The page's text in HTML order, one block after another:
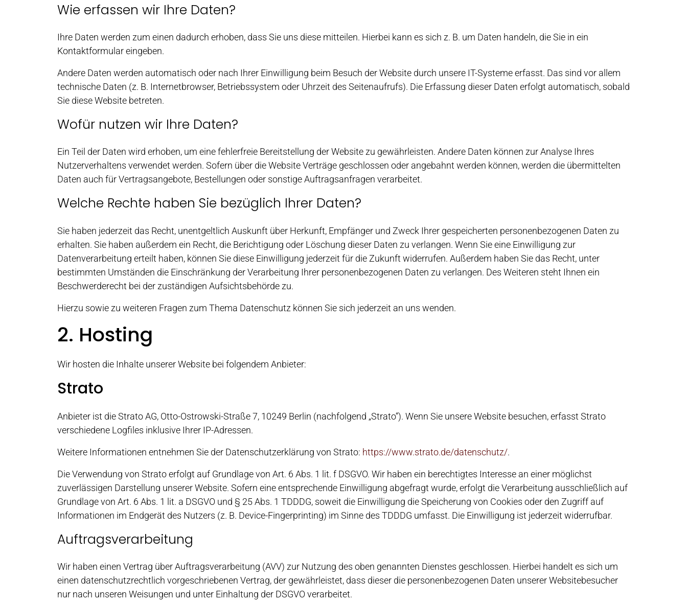
Wie erfassen wir Ihre Daten?
Ihre Daten werden zum einen dadurch erhoben, dass Sie uns diese mitteilen. Hierbei kann es sich z. B. um Daten handeln, die Sie in ein
Kontaktformular eingeben.
Andere Daten werden automatisch oder nach Ihrer Einwilligung beim Besuch der Website durch unsere IT-Systeme erfasst. Das sind vor allem
technische Daten (z. B. Internetbrowser, Betriebssystem oder Uhrzeit des Seitenaufrufs). Die Erfassung dieser Daten erfolgt automatisch, sobald
Sie diese Website betreten.
Wofür nutzen wir Ihre Daten?
Ein Teil der Daten wird erhoben, um eine fehlerfreie Bereitstellung der Website zu gewährleisten. Andere Daten können zur Analyse Ihres
Nutzerverhaltens verwendet werden. Sofern über die Website Verträge geschlossen oder angebahnt werden können, werden die übermittelten
Daten auch für Vertragsangebote, Bestellungen oder sonstige Auftragsanfragen verarbeitet.
Welche Rechte haben Sie bezüglich Ihrer Daten?
Sie haben jederzeit das Recht, unentgeltlich Auskunft über Herkunft, Empfänger und Zweck Ihrer gespeicherten personenbezogenen Daten zu
erhalten. Sie haben außerdem ein Recht, die Berichtigung oder Löschung dieser Daten zu verlangen. Wenn Sie eine Einwilligung zur
Datenverarbeitung erteilt haben, können Sie diese Einwilligung jederzeit für die Zukunft widerrufen. Außerdem haben Sie das Recht, unter
bestimmten Umständen die Einschränkung der Verarbeitung Ihrer personenbezogenen Daten zu verlangen. Des Weiteren steht Ihnen ein
Beschwerderecht bei der zuständigen Aufsichtsbehörde zu.
Hierzu sowie zu weiteren Fragen zum Thema Datenschutz können Sie sich jederzeit an uns wenden.
2. Hosting
Wir hosten die Inhalte unserer Website bei folgendem Anbieter:
Strato
Anbieter ist die Strato AG, Otto-Ostrowski-Straße 7, 10249 Berlin (nachfolgend „Strato“). Wenn Sie unsere Website besuchen, erfasst Strato
verschiedene Logfiles inklusive Ihrer IP-Adressen.
Weitere Informationen entnehmen Sie der Datenschutzerklärung von Strato: https://www.strato.de/datenschutz/.
Die Verwendung von Strato erfolgt auf Grundlage von Art. 6 Abs. 1 lit. f DSGVO. Wir haben ein berechtigtes Interesse an einer möglichst
zuverlässigen Darstellung unserer Website. Sofern eine entsprechende Einwilligung abgefragt wurde, erfolgt die Verarbeitung ausschließlich auf
Grundlage von Art. 6 Abs. 1 lit. a DSGVO und § 25 Abs. 1 TDDDG, soweit die Einwilligung die Speicherung von Cookies oder den Zugriff auf
Informationen im Endgerät des Nutzers (z. B. Device-Fingerprinting) im Sinne des TDDDG umfasst. Die Einwilligung ist jederzeit widerrufbar.
Auftragsverarbeitung
Wir haben einen Vertrag über Auftragsverarbeitung (AVV) zur Nutzung des oben genannten Dienstes geschlossen. Hierbei handelt es sich um
einen datenschutzrechtlich vorgeschriebenen Vertrag, der gewährleistet, dass dieser die personenbezogenen Daten unserer Websitebesucher
nur nach unseren Weisungen und unter Einhaltung der DSGVO verarbeitet.